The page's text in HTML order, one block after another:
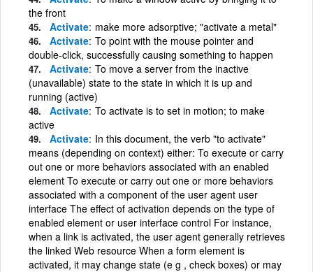
the front
Activate make more adsorptive; "activate a metal"
Activate To point with the mouse pointer and
double-click, successfully causing something to happen
Activate To move a server from the inactive
(unavailable) state to the state in which it is up and
running (active)
Activate To activate is to set in motion; to make
active
Activate In this document, the verb "to activate"
means (depending on context) either: To execute or carry
out one or more behaviors associated with an enabled
element To execute or carry out one or more behaviors
associated with a component of the user agent user
interface The effect of activation depends on the type of
enabled element or user interface control For instance,
when a link is activated, the user agent generally retrieves
the linked Web resource When a form element is
activated, it may change state (e g , check boxes) or may